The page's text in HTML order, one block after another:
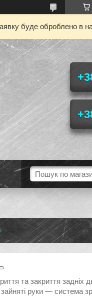
буде оброблено в
та закриття задніх
руки — система